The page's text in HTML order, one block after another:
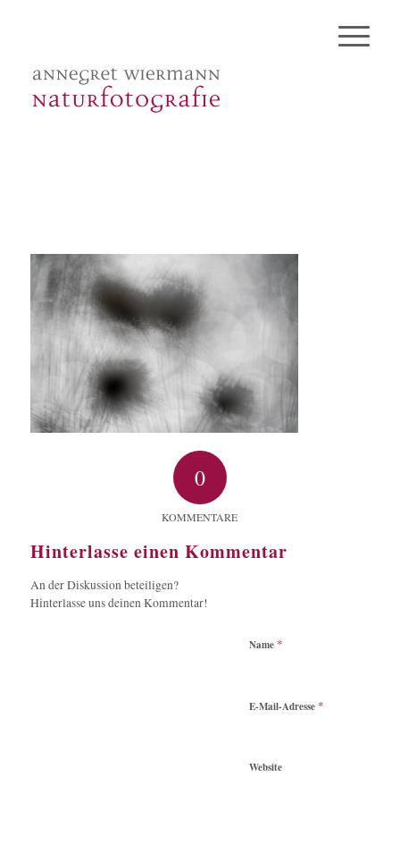
0
KOMMENTARE
Hinterlasse einen Kommentar
An der Diskussion beteiligen?
Hinterlasse uns deinen Kommentar!
Name *
E-Mail-Adresse *
Website